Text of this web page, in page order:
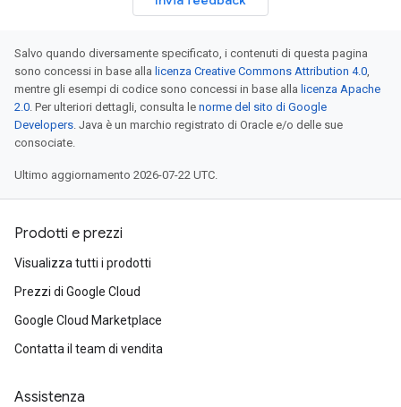
Salvo quando diversamente specificato, i contenuti di questa pagina
sono concessi in base alla licenza Creative Commons Attribution 4.0,
mentre gli esempi di codice sono concessi in base alla licenza Apache
2.0. Per ulteriori dettagli, consulta le norme del sito di Google
Developers. Java è un marchio registrato di Oracle e/o delle sue
consociate.
Ultimo aggiornamento 2026-07-22 UTC.
Prodotti e prezzi
Visualizza tutti i prodotti
Prezzi di Google Cloud
Google Cloud Marketplace
Contatta il team di vendita
Assistenza